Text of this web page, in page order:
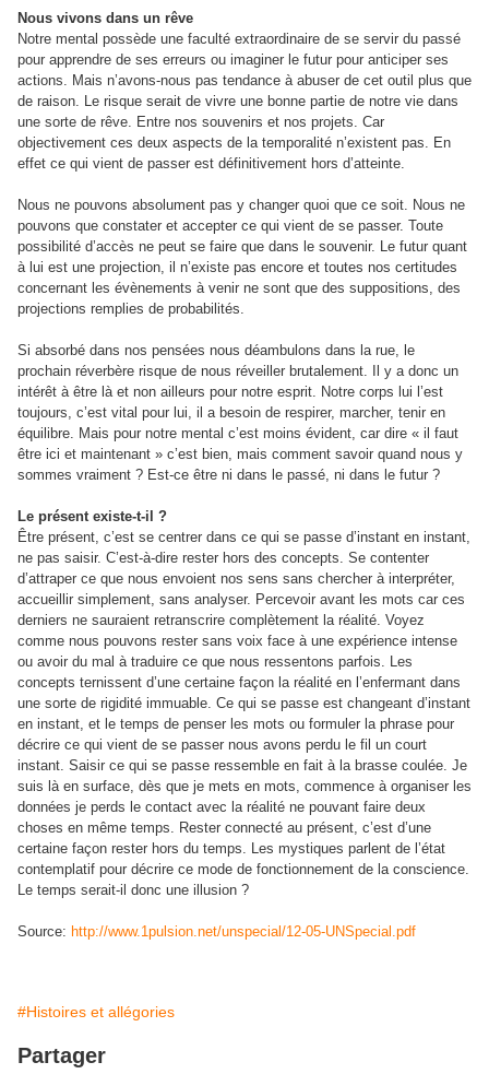
Nous vivons dans un rêve
Notre mental possède une faculté extraordinaire de se servir du passé
pour apprendre de ses erreurs ou imaginer le futur pour anticiper ses
actions. Mais n’avons-nous pas tendance à abuser de cet outil plus que
de raison. Le risque serait de vivre une bonne partie de notre vie dans
une sorte de rêve. Entre nos souvenirs et nos projets. Car
objectivement ces deux aspects de la temporalité n’existent pas. En
effet ce qui vient de passer est définitivement hors d’atteinte.
Nous ne pouvons absolument pas y changer quoi que ce soit. Nous ne
pouvons que constater et accepter ce qui vient de se passer. Toute
possibilité d’accès ne peut se faire que dans le souvenir. Le futur quant
à lui est une projection, il n’existe pas encore et toutes nos certitudes
concernant les évènements à venir ne sont que des suppositions, des
projections remplies de probabilités.
Si absorbé dans nos pensées nous déambulons dans la rue, le
prochain réverbère risque de nous réveiller brutalement. Il y a donc un
intérêt à être là et non ailleurs pour notre esprit. Notre corps lui l’est
toujours, c’est vital pour lui, il a besoin de respirer, marcher, tenir en
équilibre. Mais pour notre mental c’est moins évident, car dire « il faut
être ici et maintenant » c’est bien, mais comment savoir quand nous y
sommes vraiment ? Est-ce être ni dans le passé, ni dans le futur ?
Le présent existe-t-il ?
Être présent, c’est se centrer dans ce qui se passe d’instant en instant,
ne pas saisir. C’est-à-dire rester hors des concepts. Se contenter
d’attraper ce que nous envoient nos sens sans chercher à interpréter,
accueillir simplement, sans analyser. Percevoir avant les mots car ces
derniers ne sauraient retranscrire complètement la réalité. Voyez
comme nous pouvons rester sans voix face à une expérience intense
ou avoir du mal à traduire ce que nous ressentons parfois. Les
concepts ternissent d’une certaine façon la réalité en l’enfermant dans
une sorte de rigidité immuable. Ce qui se passe est changeant d’instant
en instant, et le temps de penser les mots ou formuler la phrase pour
décrire ce qui vient de se passer nous avons perdu le fil un court
instant. Saisir ce qui se passe ressemble en fait à la brasse coulée. Je
suis là en surface, dès que je mets en mots, commence à organiser les
données je perds le contact avec la réalité ne pouvant faire deux
choses en même temps. Rester connecté au présent, c’est d’une
certaine façon rester hors du temps. Les mystiques parlent de l’état
contemplatif pour décrire ce mode de fonctionnement de la conscience.
Le temps serait-il donc une illusion ?
Source: http://www.1pulsion.net/unspecial/12-05-UNSpecial.pdf
#Histoires et allégories
Partager